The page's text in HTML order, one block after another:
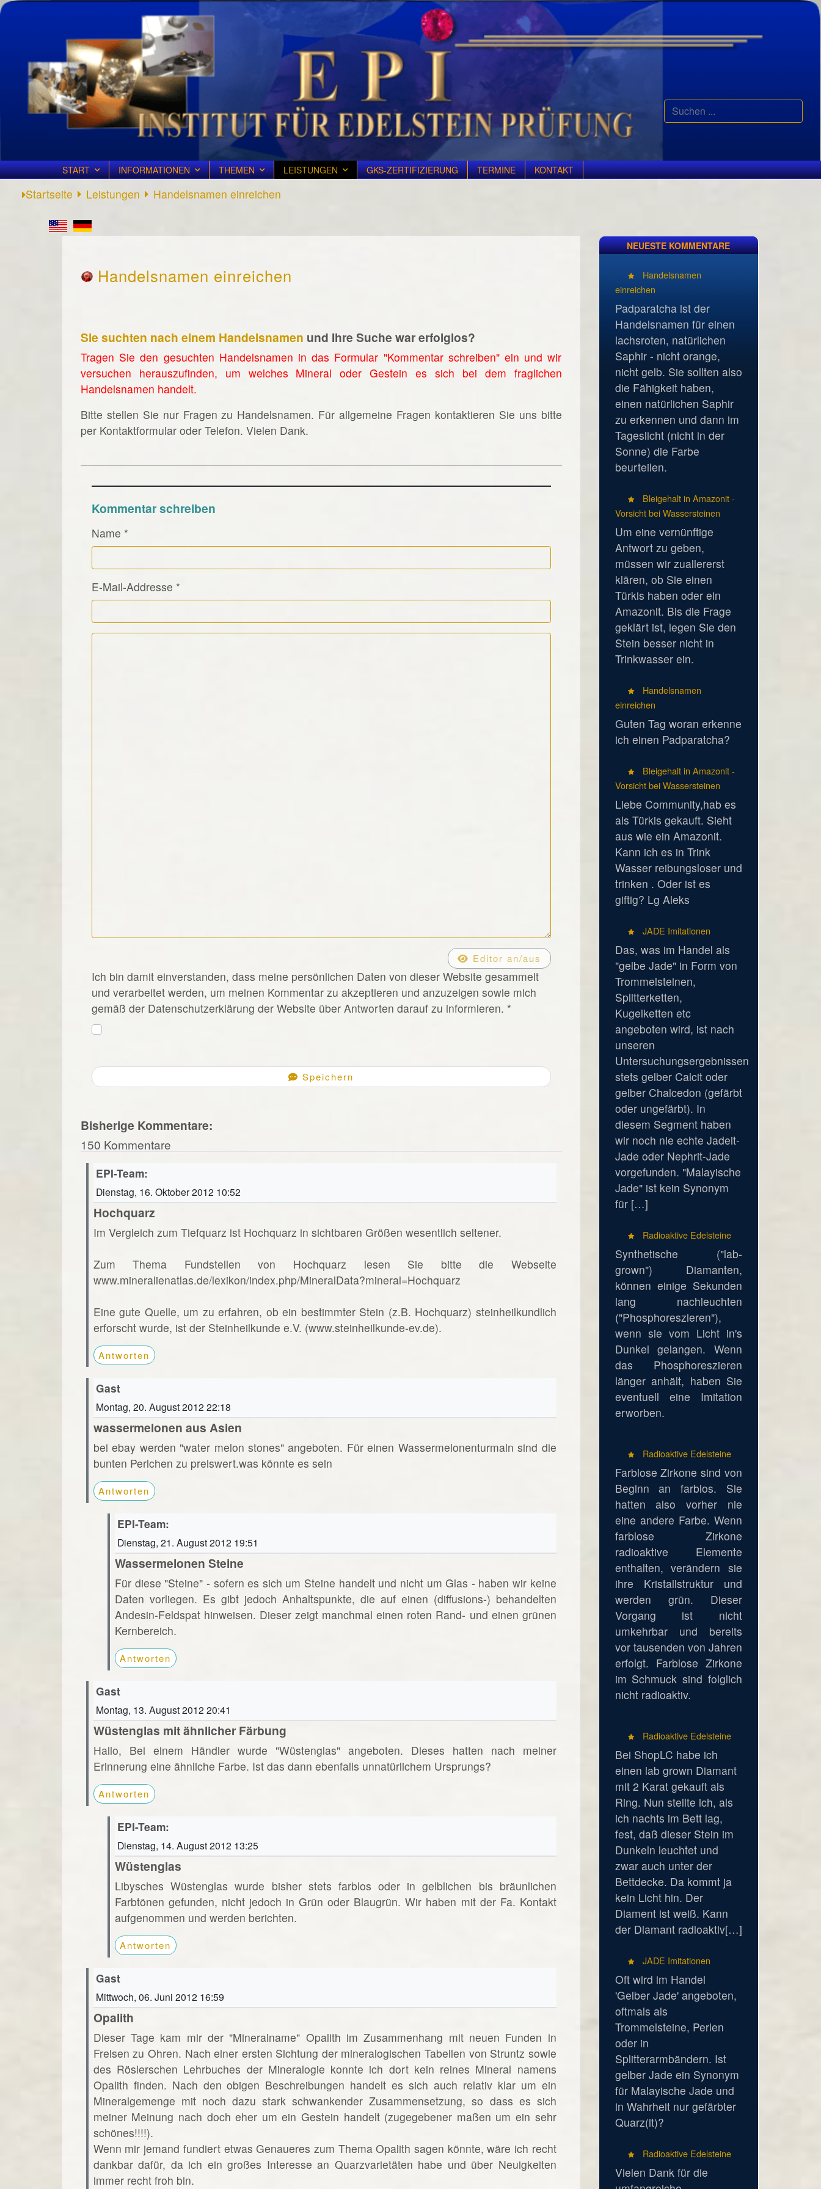
Suchen
...
START INFORMATIONEN THEMEN LEISTUNGEN GKS-ZERTIFIZIERUNG TERMINE KONTAKT
Startseite Leistungen Handelsnamen einreichen
Handelsnamen einreichen
Sie suchten nach einem Handelsnamen und Ihre Suche war erfolglos?
Tragen Sie den gesuchten Handelsnamen in das Formular "Kommentar schreiben" ein und wir
versuchen herauszufinden, um welches Mineral oder Gestein es sich bei dem fraglichen
Handelsnamen handelt.
Bitte stellen Sie nur Fragen zu Handelsnamen. Für allgemeine Fragen kontaktieren Sie uns bitte
per Kontaktformular oder Telefon. Vielen Dank.
Kommentar schreiben
Name *
E-Mail-Addresse *
Kommentar Text
Editor an/aus
Ich bin damit einverstanden, dass meine persönlichen Daten von dieser Website gesammelt
und verarbeitet werden, um meinen Kommentar zu akzeptieren und anzuzeigen sowie mich
gemäß der Datenschutzerklärung der Website über Antworten darauf zu informieren. *
Speichern
Bisherige Kommentare:
150 Kommentare
EPI-Team:
Dienstag, 16. Oktober 2012 10:52
Hochquarz
Im Vergleich zum Tiefquarz ist Hochquarz in sichtbaren Größen wesentlich seltener.
Zum Thema Fundstellen von Hochquarz lesen Sie bitte die Webseite
www.mineralienatlas.de/lexikon/index.php/MineralData?mineral=Hochquarz
Eine gute Quelle, um zu erfahren, ob ein bestimmter Stein (z.B. Hochquarz) steinheilkundlich
erforscht wurde, ist der Steinheilkunde e.V. (www.steinheilkunde-ev.de).
Antworten
Gast
Montag, 20. August 2012 22:18
wassermelonen aus Asien
bei ebay werden "water melon stones" angeboten. Für einen Wassermelonenturmaln sind die
bunten Perlchen zu preiswert.was könnte es sein
Antworten
EPI-Team:
Dienstag, 21. August 2012 19:51
Wassermelonen Steine
Für diese "Steine" - sofern es sich um Steine handelt und nicht um Glas - haben wir keine
Daten vorliegen. Es gibt jedoch Anhaltspunkte, die auf einen (diffusions-) behandelten
Andesin-Feldspat hinweisen. Dieser zeigt manchmal einen roten Rand- und einen grünen
Kernbereich.
Antworten
Gast
Montag, 13. August 2012 20:41
Wüstenglas mit ähnlicher Färbung
Hallo, Bei einem Händler wurde "Wüstenglas" angeboten. Dieses hatten nach meiner
Erinnerung eine ähnliche Farbe. Ist das dann ebenfalls unnatürlichem Ursprungs?
Antworten
EPI-Team:
Dienstag, 14. August 2012 13:25
Wüstenglas
Libysches Wüstenglas wurde bisher stets farblos oder in gelblichen bis bräunlichen
Farbtönen gefunden, nicht jedoch in Grün oder Blaugrün. Wir haben mit der Fa. Kontakt
aufgenommen und werden berichten.
Antworten
Gast
Mittwoch, 06. Juni 2012 16:59
Opalith
Dieser Tage kam mir der "Mineralname" Opalith im Zusammenhang mit neuen Funden in
Freisen zu Ohren. Nach einer ersten Sichtung der mineralogischen Tabellen von Struntz sowie
des Röslerschen Lehrbuches der Mineralogie konnte ich dort kein reines Mineral namens
Opalith finden. Nach den obigen Beschreibungen handelt es sich auch relativ klar um ein
Mineralgemenge mit noch dazu stark schwankender Zusammensetzung, so dass es sich
meiner Meinung nach doch eher um ein Gestein handelt (zugegebener maßen um ein sehr
schönes!!!!).
Wenn mir jemand fundiert etwas Genaueres zum Thema Opalith sagen könnte, wäre ich recht
dankbar dafür, da ich ein großes Interesse an Quarzvarietäten habe und über Neuigkeiten
immer recht froh bin.
NEUESTE KOMMENTARE
Handelsnamen
einreichen
Padparatcha ist der
Handelsnamen für einen
lachsroten, natürlichen
Saphir - nicht orange,
nicht gelb. Sie sollten also
die Fähigkeit haben,
einen natürlichen Saphir
zu erkennen und dann im
Tageslicht (nicht in der
Sonne) die Farbe
beurteilen.
Bleigehalt in Amazonit -
Vorsicht bei Wassersteinen
Um eine vernünftige
Antwort zu geben,
müssen wir zuallererst
klären, ob Sie einen
Türkis haben oder ein
Amazonit. Bis die Frage
geklärt ist, legen Sie den
Stein besser nicht in
Trinkwasser ein.
Handelsnamen
einreichen
Guten Tag woran erkenne
ich einen Padparatcha?
Bleigehalt in Amazonit -
Vorsicht bei Wassersteinen
Liebe Community,hab es
als Türkis gekauft. Sieht
aus wie ein Amazonit.
Kann ich es in Trink
Wasser reibungsloser und
trinken . Oder ist es
giftig? Lg Aleks
JADE Imitationen
Das, was im Handel als
"gelbe Jade" in Form von
Trommelsteinen,
Splitterketten,
Kugelketten etc
angeboten wird, ist nach
unseren
Untersuchungsergebnissen
stets gelber Calcit oder
gelber Chalcedon (gefärbt
oder ungefärbt). In
diesem Segment haben
wir noch nie echte Jadeit-
Jade oder Nephrit-Jade
vorgefunden. "Malayische
Jade" ist kein Synonym
für […]
Radioaktive Edelsteine
Synthetische ("lab-
grown") Diamanten,
können einige Sekunden
lang nachleuchten
("Phosphoreszieren"),
wenn sie vom Licht in's
Dunkel gelangen. Wenn
das Phosphoreszieren
länger anhält, haben Sie
eventuell eine Imitation
erworben.
Radioaktive Edelsteine
Farblose Zirkone sind von
Beginn an farblos. Sie
hatten also vorher nie
eine andere Farbe. Wenn
farblose Zirkone
radioaktive Elemente
enthalten, verändern sie
ihre Kristallstruktur und
werden grün. Dieser
Vorgang ist nicht
umkehrbar und bereits
vor tausenden von Jahren
erfolgt. Farblose Zirkone
im Schmuck sind folglich
nicht radioaktiv.
Radioaktive Edelsteine
Bei ShopLC habe ich
einen lab grown Diamant
mit 2 Karat gekauft als
Ring. Nun stellte ich, als
ich nachts im Bett lag,
fest, daß dieser Stein im
Dunkeln leuchtet und
zwar auch unter der
Bettdecke. Da kommt ja
kein Licht hin. Der
Diament ist weiß. Kann
der Diamant radioaktiv[…]
JADE Imitationen
Oft wird im Handel
'Gelber Jade' angeboten,
oftmals als
Trommelsteine, Perlen
oder in
Splitterarmbändern. Ist
gelber Jade ein Synonym
für Malayische Jade und
in Wahrheit nur gefärbter
Quarz(it)?
Radioaktive Edelsteine
Vielen Dank für die